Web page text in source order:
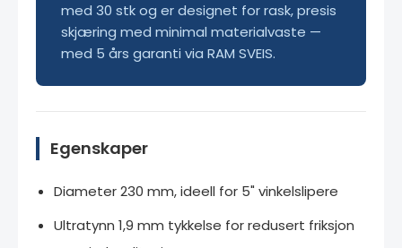
med 30 stk og er designet for rask, presis
skjæring med minimal materialvaste —
med 5 års garanti via RAM SVEIS.
Egenskaper
Diameter 230 mm, ideell for 5" vinkelslipere
Ultratynn 1,9 mm tykkelse for redusert friksjon